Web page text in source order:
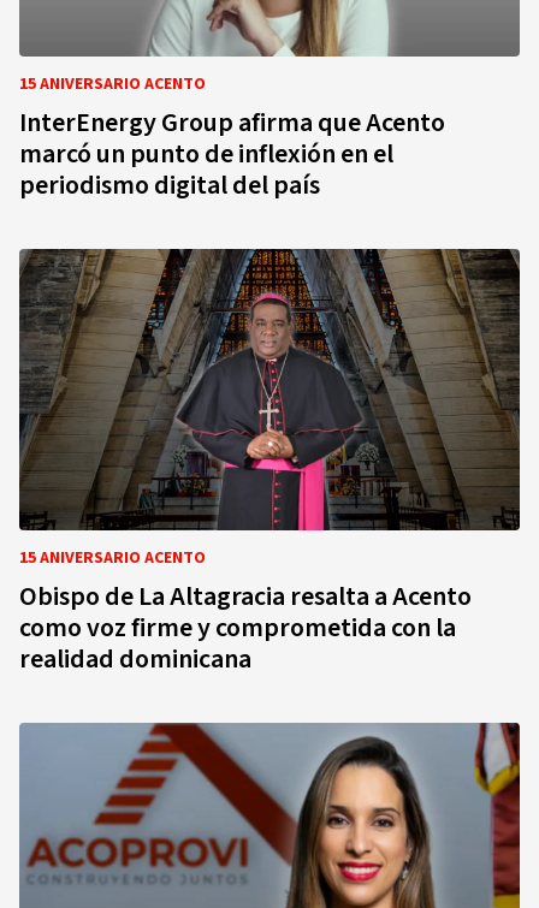
15 ANIVERSARIO ACENTO
InterEnergy Group afirma que Acento
marcó un punto de inflexión en el
periodismo digital del país
15 ANIVERSARIO ACENTO
Obispo de La Altagracia resalta a Acento
como voz firme y comprometida con la
realidad dominicana